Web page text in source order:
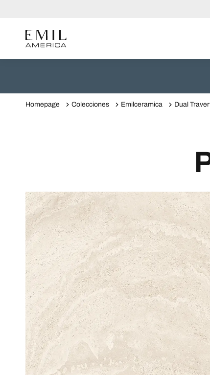
Homepage Colecciones Emilceramica Dual